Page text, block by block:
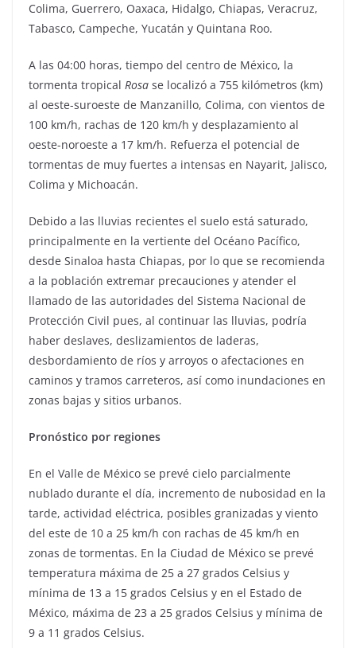
Colima, Guerrero, Oaxaca, Hidalgo, Chiapas, Veracruz,
Tabasco, Campeche, Yucatán y Quintana Roo.
A las 04:00 horas, tiempo del centro de México, la
tormenta tropical Rosa se localizó a 755 kilómetros (km)
al oeste-suroeste de Manzanillo, Colima, con vientos de
100 km/h, rachas de 120 km/h y desplazamiento al
oeste-noroeste a 17 km/h. Refuerza el potencial de
tormentas de muy fuertes a intensas en Nayarit, Jalisco,
Colima y Michoacán.
Debido a las lluvias recientes el suelo está saturado,
principalmente en la vertiente del Océano Pacífico,
desde Sinaloa hasta Chiapas, por lo que se recomienda
a la población extremar precauciones y atender el
llamado de las autoridades del Sistema Nacional de
Protección Civil pues, al continuar las lluvias, podría
haber deslaves, deslizamientos de laderas,
desbordamiento de ríos y arroyos o afectaciones en
caminos y tramos carreteros, así como inundaciones en
zonas bajas y sitios urbanos.
Pronóstico por regiones
En el Valle de México se prevé cielo parcialmente
nublado durante el día, incremento de nubosidad en la
tarde, actividad eléctrica, posibles granizadas y viento
del este de 10 a 25 km/h con rachas de 45 km/h en
zonas de tormentas. En la Ciudad de México se prevé
temperatura máxima de 25 a 27 grados Celsius y
mínima de 13 a 15 grados Celsius y en el Estado de
México, máxima de 23 a 25 grados Celsius y mínima de
9 a 11 grados Celsius.